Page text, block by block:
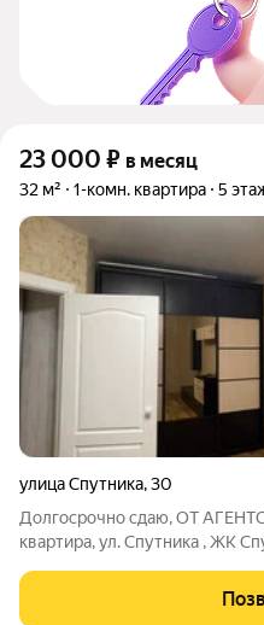
23 000 ₽ в месяц
32 м² 1-комн. квартира 5
улица Спутника,30
Долгосрочно сдаю, ОТ
квартира, ул. Спутника , ЖК
дома, чистое, жилое
евроокна, интернет,